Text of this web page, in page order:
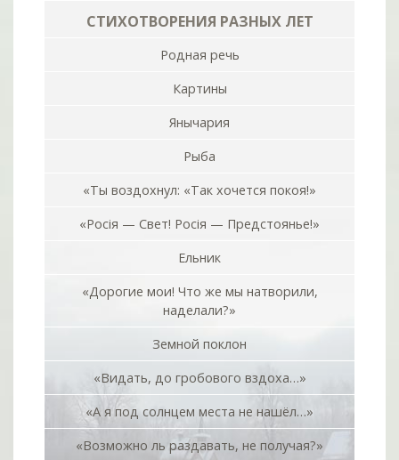
СТИХОТВОРЕНИЯ РАЗНЫХ ЛЕТ
Родная речь
Картины
Янычария
Рыба
«Ты воздохнул: «Так хочется покоя!»
«Росiя — Свет! Росiя — Предстоянье!»
Ельник
«Дорогие мои! Что же мы натворили,
наделали?»
Земной поклон
«Видать, до гробового вздоха…»
«А я под солнцем места не нашёл…»
«Возможно ль раздавать, не получая?»